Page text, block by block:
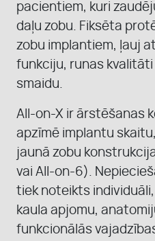
PIRMS UN PĒC
pacientiem, kuri
daļu zobu. Fiksēta
zobu implantiem, ļauj
funkciju, runas
smaidu.
All-on-X ir ārstēšanas
apzīmē implantu
jaunā zobu
vai All-on-6).
tiek noteikts
kaula apjomu,
funkcionālās